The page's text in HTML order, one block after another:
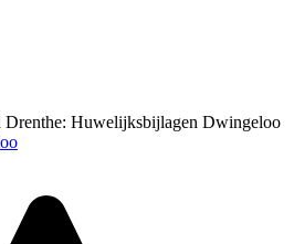
Drenthe: Huwelijksbijlagen Dwingeloo